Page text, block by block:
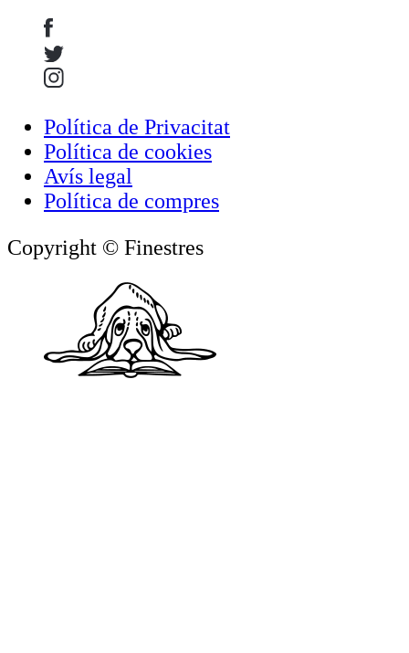
Política de Privacitat
Política de cookies
Avís legal
Política de compres
Copyright © Finestres